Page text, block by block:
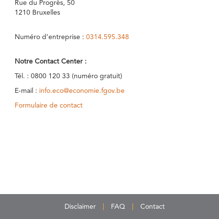
Rue du Progrès, 50
1210 Bruxelles
Numéro d’entreprise : 0314.595.348
Notre Contact Center :
Tél. : 0800 120 33 (numéro gratuit)
E-mail : info.eco@economie.fgov.be
Formulaire de contact
Disclaimer FAQ Contact